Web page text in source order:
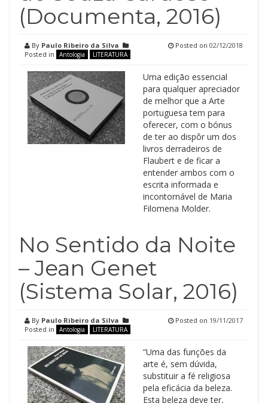
(Documenta, 2016)
By Paulo Ribeiro da Silva
Posted in
Antologia LITERATURA
Posted on 02/12/2018
Uma edição essencial
para qualquer apreciador
de melhor que a Arte
portuguesa tem para
oferecer, com o bónus
de ter ao dispôr um dos
livros derradeiros de
Flaubert e de ficar a
entender ambos com o
escrita informada e
incontornável de Maria
Filomena Molder.
No Sentido da Noite
– Jean Genet
(Sistema Solar, 2016)
By Paulo Ribeiro da Silva
Posted in
Antologia LITERATURA
Posted on 19/11/2017
“Uma das funções da
arte é, sem dúvida,
substituir a fé religiosa
pela eficácia da beleza.
Esta beleza deve ter,